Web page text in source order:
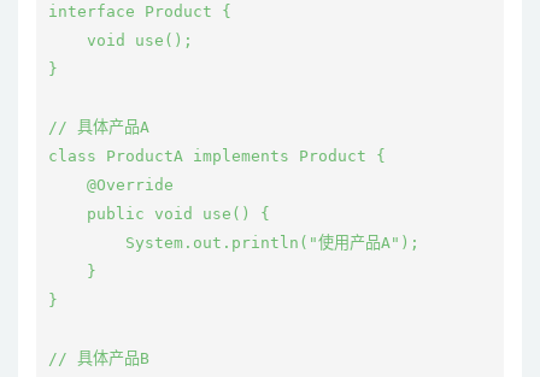
interface Product {
    void use();
}
// 具体产品A
class ProductA implements Product {
    @Override
    public void use() {
        System.out.println("使用产品A");
    }
}
// 具体产品B